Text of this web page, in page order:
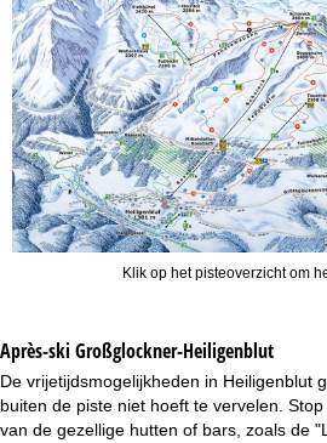
Klik op het pisteoverzicht om
Après-ski Großglockner-Heiligenblut
De vrijetijdsmogelijkheden in Heiligenblut
buiten de piste niet hoeft te vervelen.
van de gezellige hutten of bars, zoals de